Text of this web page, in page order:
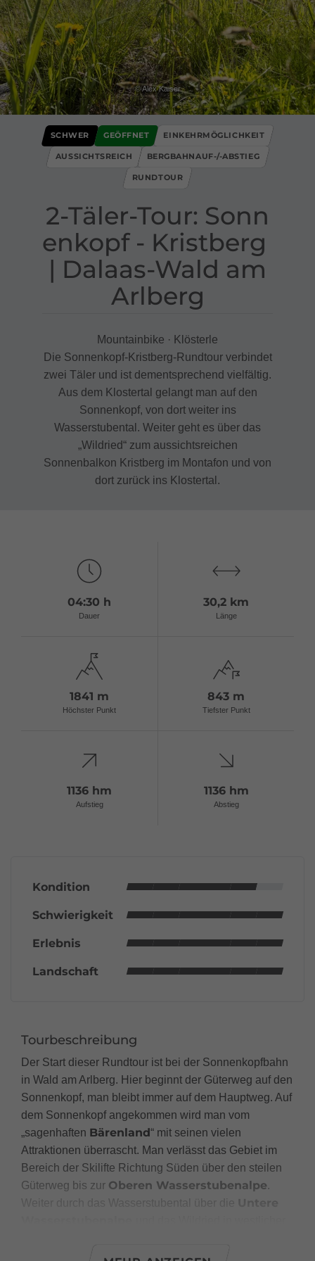
© Alex Kaiser
2​-​Täler​-​Tour: Sonn
enkopf ​-​ Kristberg ​
|​ Dalaas​-​Wald am
Arlberg
SCHWER GEÖFFNET EINKEHRMÖGLICHKEIT
AUSSICHTSREICH BERGBAHNAUF-/-ABSTIEG
RUNDTOUR
Mountainbike · Klösterle
Die Sonnenkopf-Kristberg-Rundtour verbindet
zwei Täler und ist dementsprechend vielfältig.
Aus dem Klostertal gelangt man auf den
Sonnenkopf, von dort weiter ins
Wasserstubental. Weiter geht es über das
„Wildried“ zum aussichtsreichen
Sonnenbalkon Kristberg im Montafon und von
dort zurück ins Klostertal.
04:30 h
Dauer
30,2 km
Länge
1841 m
Höchster Punkt
843 m
Tiefster Punkt
1136 hm
Aufstieg
1136 hm
Abstieg
Kondition
Schwierigkeit
Erlebnis
Landschaft
Tourbeschreibung
Der Start dieser Rundtour ist bei der Sonnenkopfbahn
in Wald am Arlberg. Hier beginnt der Güterweg auf den
Sonnenkopf, man bleibt immer auf dem Hauptweg. Auf
dem Sonnenkopf angekommen wird man vom
„sagenhaften Bärenland“ mit seinen vielen
Attraktionen überrascht. Man verlässt das Gebiet im
Bereich der Skilifte Richtung Süden über den steilen
Güterweg bis zur Oberen Wasserstubenalpe.
Weiter durch das Wasserstubental über die
Untere
Panoramagasthof Kristberg zur